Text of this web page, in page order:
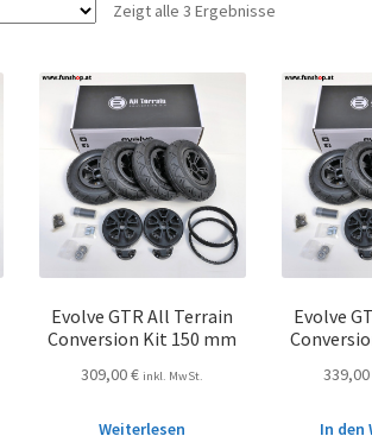
Zeigt alle 3 Ergebnisse
Evolve GTR All Terrain
Conversion Kit 150 mm
309,00€ inkl. MwSt.
Weiterlesen
Evolve
339,00
In den